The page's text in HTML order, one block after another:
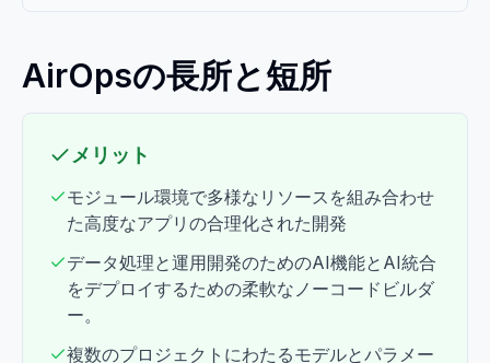
AirOpsの長所と短所
メリット
モジュール環境で多様なリソースを組み合わせ
た高度なアプリの合理化された開発
データ処理と運用開発のためのAI機能とAI統合
をデプロイするための柔軟なノーコードビルダ
ー。
複数のプロジェクトにわたるモデルとパラメー